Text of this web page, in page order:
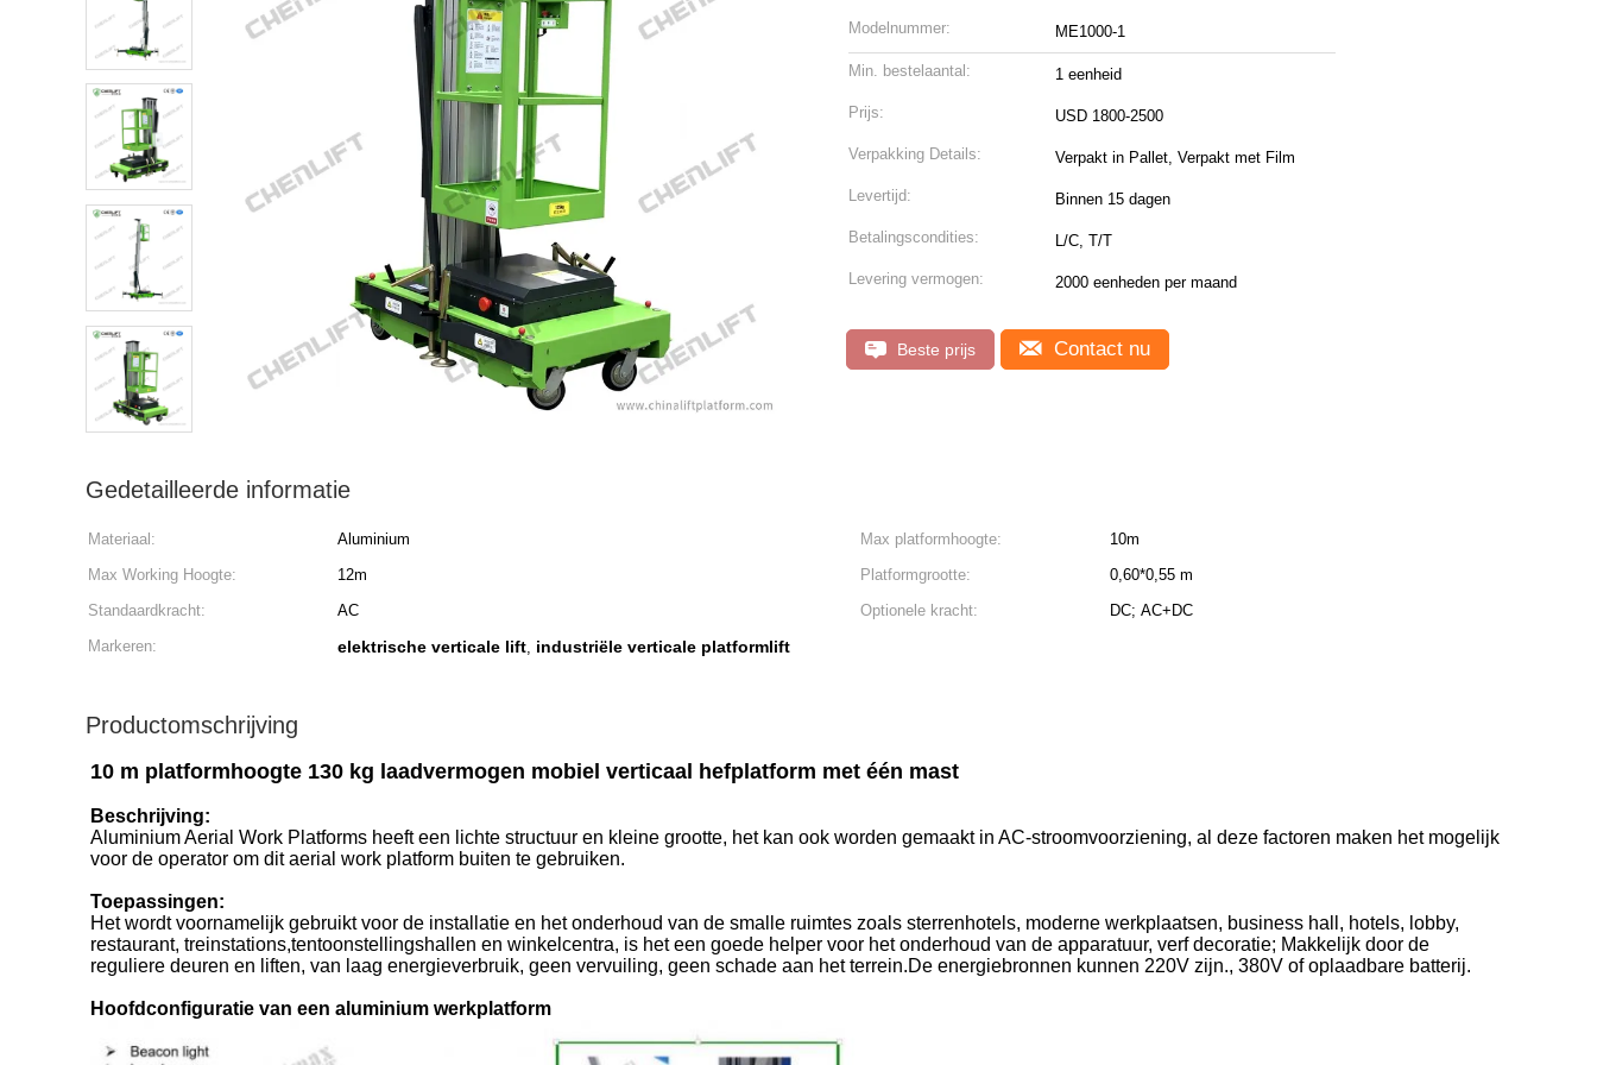
Modelnummer: ME1000-1
Min. bestelaantal: 1 eenheid
Prijs: USD 1800-2500
Verpakking Details: Verpakt in Pallet, Verpakt met Film
Levertijd: Binnen 15 dagen
Betalingscondities: L/C, T/T
Levering vermogen: 2000 eenheden per maand
Beste prijs Contact nu
Gedetailleerde informatie
Materiaal: Aluminium Max platformhoogte:
10m
Max Working Hoogte:
12m Platformgrootte:
0,60*0,55 m
Standaardkracht:
AC Optionele kracht:
DC; AC+DC
Markeren:
elektrische verticale lift, industriële verticale platformlift
Productomschrijving
10 m platformhoogte 130 kg laadvermogen mobiel verticaal hefplatform met één mast
Beschrijving:
Aluminium Aerial Work Platforms heeft een lichte structuur en kleine grootte, het kan ook worden gemaakt in AC-stroomvoorziening, al deze factoren maken het mogelijk
voor de operator om dit aerial work platform buiten te gebruiken.
Toepassingen:
Het wordt voornamelijk gebruikt voor de installatie en het onderhoud van de smalle ruimtes zoals sterrenhotels, moderne werkplaatsen, business hall, hotels, lobby,
restaurant, treinstations,tentoonstellingshallen en winkelcentra, is het een goede helper voor het onderhoud van de apparatuur, verf decoratie; Makkelijk door de
reguliere deuren en liften, van laag energieverbruik, geen vervuiling, geen schade aan het terrein.De energiebronnen kunnen 220V zijn., 380V of oplaadbare batterij.
Hoofdconfiguratie van een aluminium werkplatform